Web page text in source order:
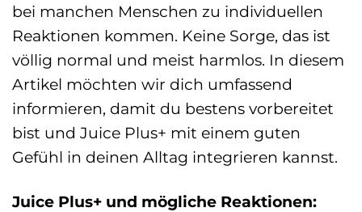
bei manchen Menschen zu individuellen
Reaktionen kommen. Keine Sorge, das ist
völlig normal und meist harmlos. In diesem
Artikel möchten wir dich umfassend
informieren, damit du bestens vorbereitet
bist und Juice Plus+ mit einem guten
Gefühl in deinen Alltag integrieren kannst.
Juice Plus+ und mögliche Reaktionen: